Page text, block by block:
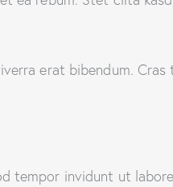
erat bibendum.
tempor invidunt ut